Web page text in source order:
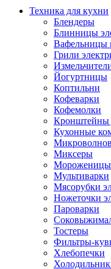
Техника для кухни
Блендеры
Блинницы
Вафельницы
Грили
Йогуртницы
Коптильни
Кофеварки
Кофемолки
Кронштейны
Кухонные
Миксеры
Мороженицы
Мультиварки
Мясорубки
Ножеточки
Пароварки
Тостеры
Фильтры-
Хлебопечки